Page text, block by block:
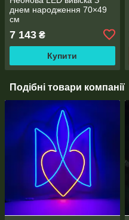
днем народження 70×49
см
7 143 ₴
Купити
Подібні товари компанії